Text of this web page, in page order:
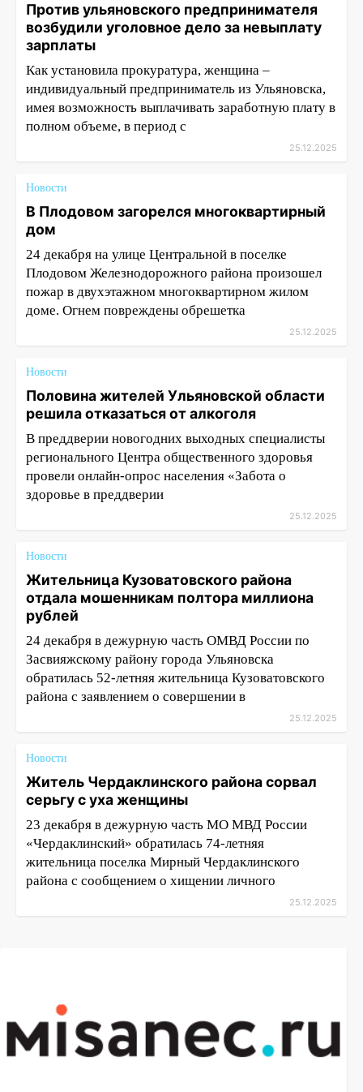
Против ульяновского предпринимателя
возбудили уголовное дело за невыплату
зарплаты
Как установила прокуратура, женщина –
индивидуальный предприниматель из Ульяновска,
имея возможность выплачивать заработную плату в
полном объеме, в период с
25.12.2025
Новости
В Плодовом загорелся многоквартирный
дом
24 декабря на улице Центральной в поселке
Плодовом Железнодорожного района произошел
пожар в двухэтажном многоквартирном жилом
доме. Огнем повреждены обрешетка
25.12.2025
Новости
Половина жителей Ульяновской области
решила отказаться от алкоголя
В преддверии новогодних выходных специалисты
регионального Центра общественного здоровья
провели онлайн-опрос населения «Забота о
здоровье в преддверии
25.12.2025
Новости
Жительница Кузоватовского района
отдала мошенникам полтора миллиона
рублей
24 декабря в дежурную часть ОМВД России по
Засвияжскому району города Ульяновска
обратилась 52-летняя жительница Кузоватовского
района с заявлением о совершении в
25.12.2025
Новости
Житель Чердаклинского района сорвал
серьгу с уха женщины
23 декабря в дежурную часть МО МВД России
«Чердаклинский» обратилась 74-летняя
жительница поселка Мирный Чердаклинского
района с сообщением о хищении личного
25.12.2025